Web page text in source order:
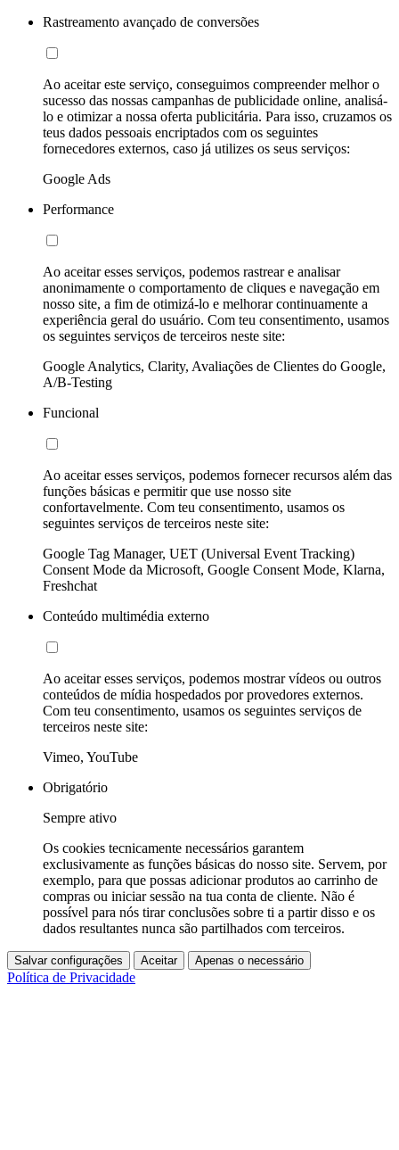
Rastreamento avançado de conversões
Ao aceitar este serviço, conseguimos compreender melhor o
sucesso das nossas campanhas de publicidade online, analisá-
lo e otimizar a nossa oferta publicitária. Para isso, cruzamos os
teus dados pessoais encriptados com os seguintes
fornecedores externos, caso já utilizes os seus serviços:
Google Ads
Performance
Ao aceitar esses serviços, podemos rastrear e analisar
anonimamente o comportamento de cliques e navegação em
nosso site, a fim de otimizá-lo e melhorar continuamente a
experiência geral do usuário. Com teu consentimento, usamos
os seguintes serviços de terceiros neste site:
Google Analytics, Clarity, Avaliações de Clientes do Google,
A/B-Testing
Funcional
Ao aceitar esses serviços, podemos fornecer recursos além das
funções básicas e permitir que use nosso site
confortavelmente. Com teu consentimento, usamos os
seguintes serviços de terceiros neste site:
Google Tag Manager, UET (Universal Event Tracking)
Consent Mode da Microsoft, Google Consent Mode, Klarna,
Freshchat
Conteúdo multimédia externo
Ao aceitar esses serviços, podemos mostrar vídeos ou outros
conteúdos de mídia hospedados por provedores externos.
Com teu consentimento, usamos os seguintes serviços de
terceiros neste site:
Vimeo, YouTube
Obrigatório
Sempre ativo
Os cookies tecnicamente necessários garantem
exclusivamente as funções básicas do nosso site. Servem, por
exemplo, para que possas adicionar produtos ao carrinho de
compras ou iniciar sessão na tua conta de cliente. Não é
possível para nós tirar conclusões sobre ti a partir disso e os
dados resultantes nunca são partilhados com terceiros.
Salvar configurações Aceitar Apenas o necessário
Política de Privacidade